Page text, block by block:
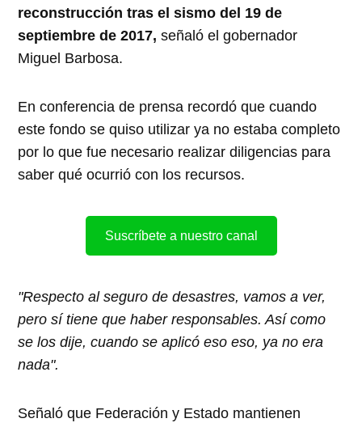
reconstrucción tras el sismo del 19 de
septiembre de 2017, señaló el gobernador
Miguel Barbosa.
En conferencia de prensa recordó que cuando
este fondo se quiso utilizar ya no estaba completo
por lo que fue necesario realizar diligencias para
saber qué ocurrió con los recursos.
Suscríbete a nuestro canal
"Respecto al seguro de desastres, vamos a ver,
pero sí tiene que haber responsables. Así como
se los dije, cuando se aplicó eso eso, ya no era
nada".
Señaló que Federación y Estado mantienen